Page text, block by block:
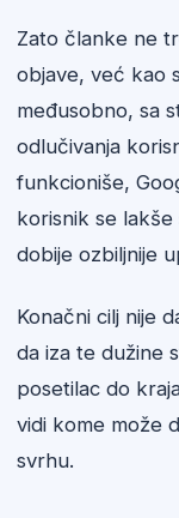
Zato članke ne
objave, već kao
međusobno, sa
odlučivanja
funkcioniše,
korisnik se lakše
dobije ozbiljnije
Konačni cilj nije
da iza te dužine
posetilac do
vidi kome može
svrhu.